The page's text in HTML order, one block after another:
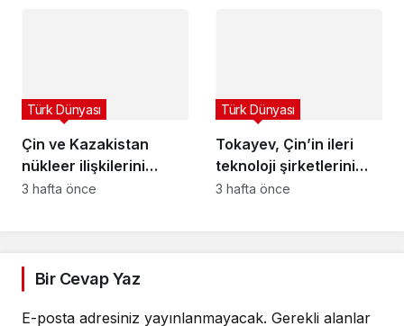
Çin ve Kazakistan
nükleer ilişkilerini
güçlendiriyor
Türk Dünyası
3 hafta önce
Tokayev, Çin’in ileri
teknoloji şirketlerini
Kazakistan’a davet etti
Türk Dünyası
3 hafta önce
Bir Cevap Yaz
E-posta adresiniz yayınlanmayacak. Gerekli alanlar